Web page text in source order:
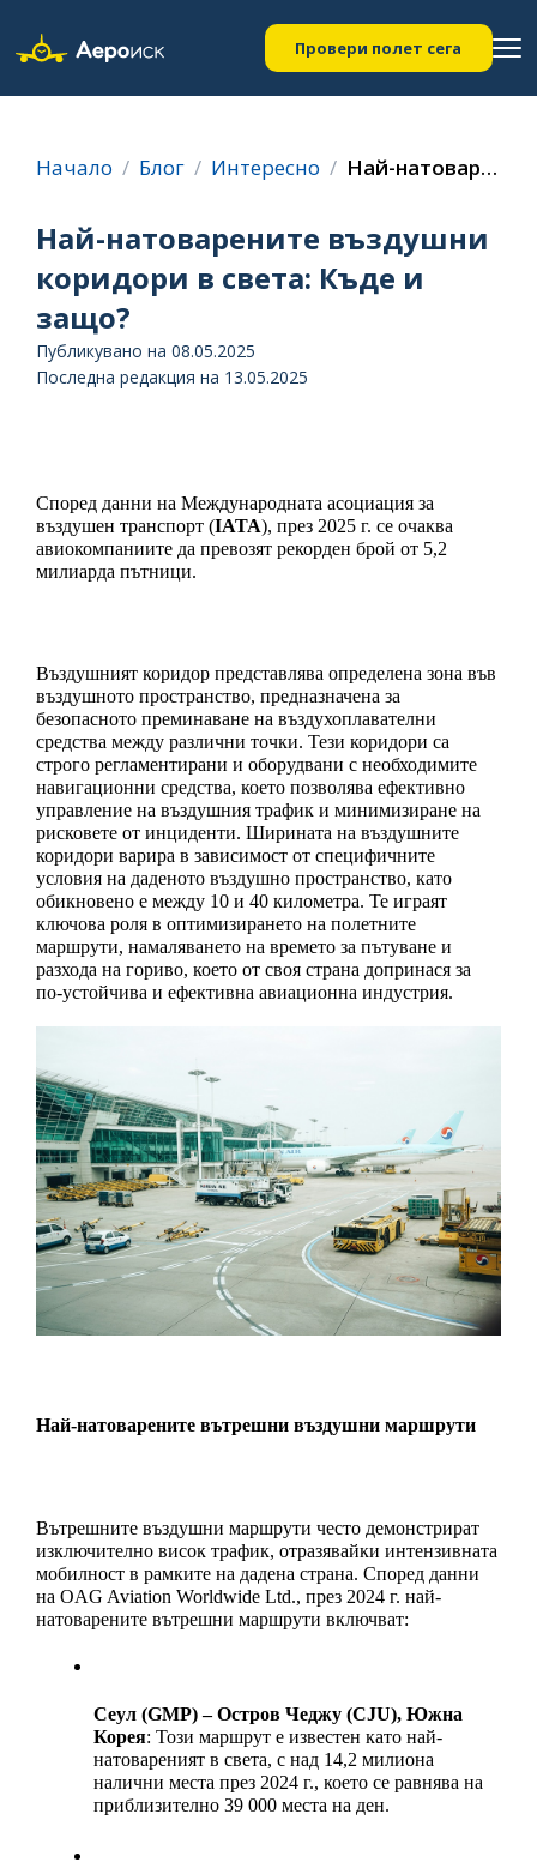
Провери полет сега
Начало Блог Интересно Най-натоварените въздушни коридори в света: Къде и защо?
Най-натоварените въздушни
коридори в света: Къде и
защо?
Публикувано на 08.05.2025
Последна редакция на 13.05.2025
Според данни на Международната асоциация за
въздушен транспорт (IATA), през 2025 г. се очаква
авиокомпаниите да превозят рекорден брой от 5,2
милиарда пътници.
Въздушният коридор представлява определена зона във
въздушното пространство, предназначена за
безопасното преминаване на въздухоплавателни
средства между различни точки. Тези коридори са
строго регламентирани и оборудвани с необходимите
навигационни средства, което позволява ефективно
управление на въздушния трафик и минимизиране на
рисковете от инциденти. Ширината на въздушните
коридори варира в зависимост от специфичните
условия на даденото въздушно пространство, като
обикновено е между 10 и 40 километра. Те играят
ключова роля в оптимизирането на полетните
маршрути, намаляването на времето за пътуване и
разхода на гориво, което от своя страна допринася за
по-устойчива и ефективна авиационна индустрия.
Най-натоварените вътрешни въздушни маршрути
Вътрешните въздушни маршрути често демонстрират
изключително висок трафик, отразявайки интензивната
мобилност в рамките на дадена страна. Според данни
на OAG Aviation Worldwide Ltd., през 2024 г. най-
натоварените вътрешни маршрути включват:
Сеул (GMP) – Остров Чеджу (CJU), Южна
Корея: Този маршрут е известен като най-
натовареният в света, с над 14,2 милиона
налични места през 2024 г., което се равнява на
приблизително 39 000 места на ден.